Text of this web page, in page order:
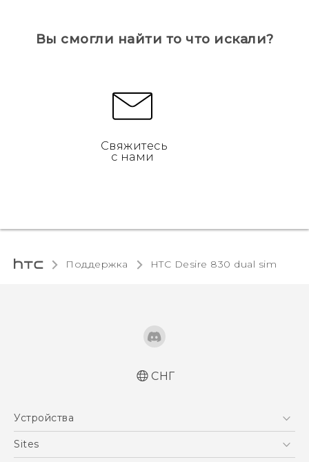
Вы смогли найти то что искали?
Свяжитесь
с нами
Поддержка HTC Desire 830 dual sim‎
Русский - Руководство пользователя
соответствию стандартам
СНГ
Устройства
5G
Sites